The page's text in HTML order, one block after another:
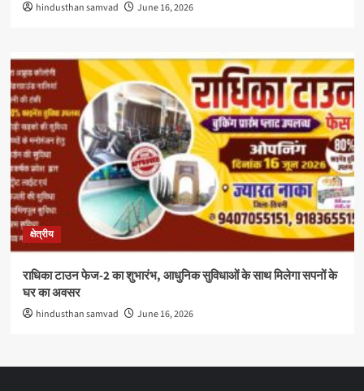
hindusthan samvad June 16, 2026
क्षेत्रीय
राधिका टाउन फेज-2 का शुभारंभ, आधुनिक सुविधाओं के साथ मिलेगा सपनों के
घर का अवसर
hindusthan samvad June 16, 2026